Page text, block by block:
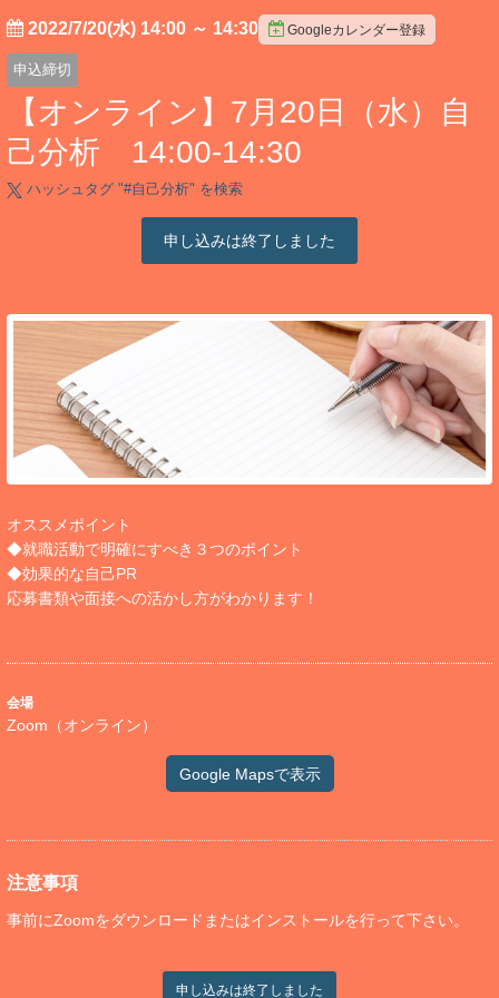
2022/7/20(水) 14:00 ～ 14:30 Googleカレンダー登録
申込締切
【オンライン】7月20日（水）自
己分析 14:00-14:30
ハッシュタグ "#自己分析" を検索
申し込みは終了しました
オススメポイント
◆就職活動で明確にすべき３つのポイント
◆効果的な自己PR
応募書類や面接への活かし方がわかります！
会場
Zoom（オンライン）
Google Mapsで表示
注意事項
事前にZoomをダウンロードまたはインストールを行って下さい。
申し込みは終了しました